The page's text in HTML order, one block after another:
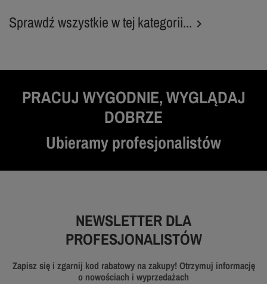
Sprawdź wszystkie w tej kategorii... 
PRACUJ WYGODNIE, WYGLĄDAJ
DOBRZE
Ubieramy profesjonalistów
NEWSLETTER DLA
PROFESJONALISTÓW
Zapisz się i zgarnij kod rabatowy na zakupy! Otrzymuj informację
o nowościach i wyprzedażach